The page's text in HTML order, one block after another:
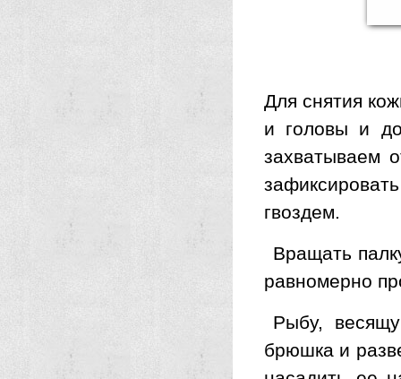
Для снятия
и головы и
захватываем
гвоздем.
Вращать
равномерно
Рыбу,
брюшка и